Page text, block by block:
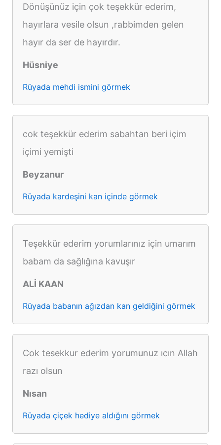
Dönüşünüz için çok teşekkür ederim,
hayırlara vesile olsun ,rabbimden gelen
hayır da ser de hayırdır.
Hüsniye
Rüyada mehdi ismini görmek
cok teşekkür ederim sabahtan beri içim
içimi yemişti
Beyzanur
Rüyada kardeşini kan içinde görmek
Teşekkür ederim yorumlarınız için umarım
babam da sağlığına kavuşır
ALİ KAAN
Rüyada babanın ağızdan kan geldiğini görmek
Cok tesekkur ederim yorumunuz ıcın Allah
razı olsun
Nısan
Rüyada çiçek hediye aldığını görmek